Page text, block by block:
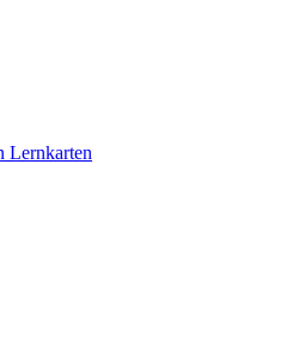
Lernkarten